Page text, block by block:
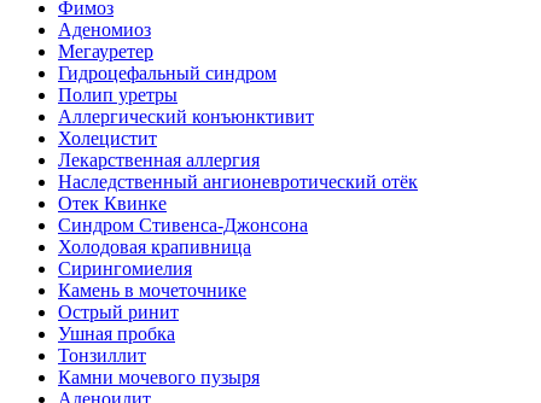
Фимоз
Аденомиоз
Мегауретер
Гидроцефальный синдром
Полип уретры
Аллергический конъюнктивит
Холецистит
Лекарственная аллергия
Наследственный ангионевротический отёк
Отек Квинке
Синдром Стивенса-Джонсона
Холодовая крапивница
Сирингомиелия
Камень в мочеточнике
Острый ринит
Ушная пробка
Тонзиллит
Камни мочевого пузыря
Аденоидит